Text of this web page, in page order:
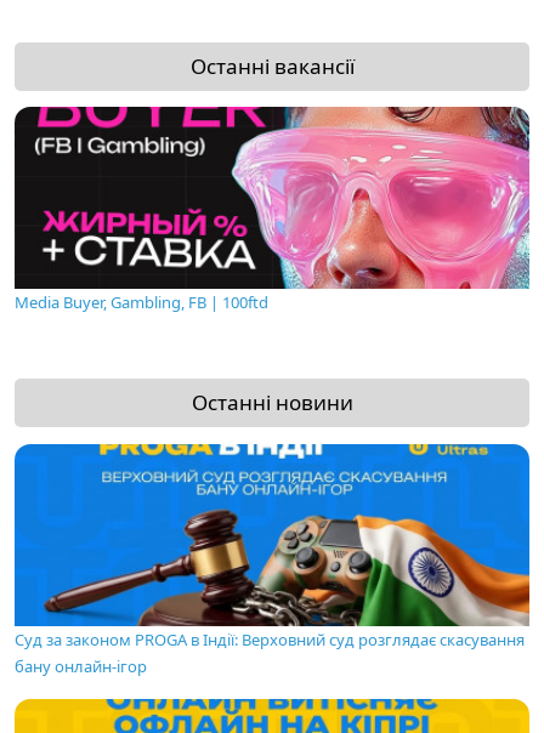
Останні вакансії
Media Buyer, Gambling, FB | 100ftd
Останні новини
Суд за законом PROGA в Індії: Верховний суд розглядає скасування
бану онлайн-ігор